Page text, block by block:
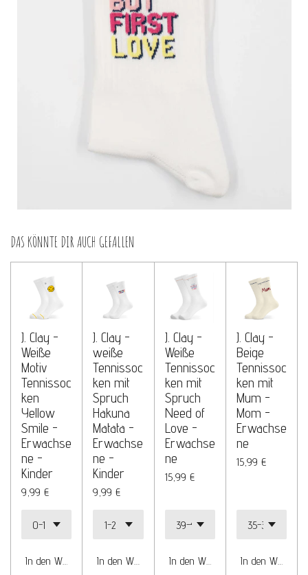
DAS KÖNNTE DIR AUCH GEFALLEN
J. Clay -
Weiße
Motiv
Tennissoc
ken
Yellow
Smile -
Erwachse
ne -
Kinder
9,99 €
In den Warenkorb
J. Clay -
weiße
Tennissoc
ken mit
Spruch
Hakuna
Matata -
Erwachse
ne -
Kinder
9,99 €
In den Warenkorb
J. Clay -
Weiße
Tennissoc
ken mit
Spruch
Need of
Love -
Erwachse
ne
15,99 €
In den Warenkorb
J. Clay -
Beige
Tennissoc
ken mit
Mum -
Mom -
Erwachse
ne
15,99 €
In den